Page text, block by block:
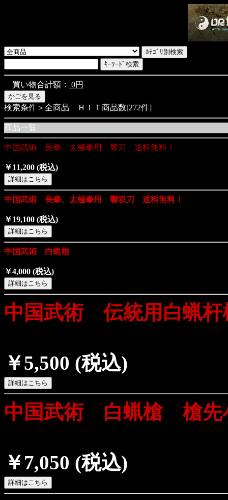
買い物合計額： 0円
検索条件＞全商品 ＨＩＴ商品数[272件]
商品一覧
中国武術 長拳、太極拳用 響刀 送料無料！
￥11,200 (税込)
中国武術 長拳、太極拳用 響双刀 送料無料！
￥19,100 (税込)
中国武術 白蝋棍
￥4,000 (税込)
中国武術 伝統用白蝋
￥5,500 (税込)
中国武術 白蝋槍 槍
￥7,050 (税込)